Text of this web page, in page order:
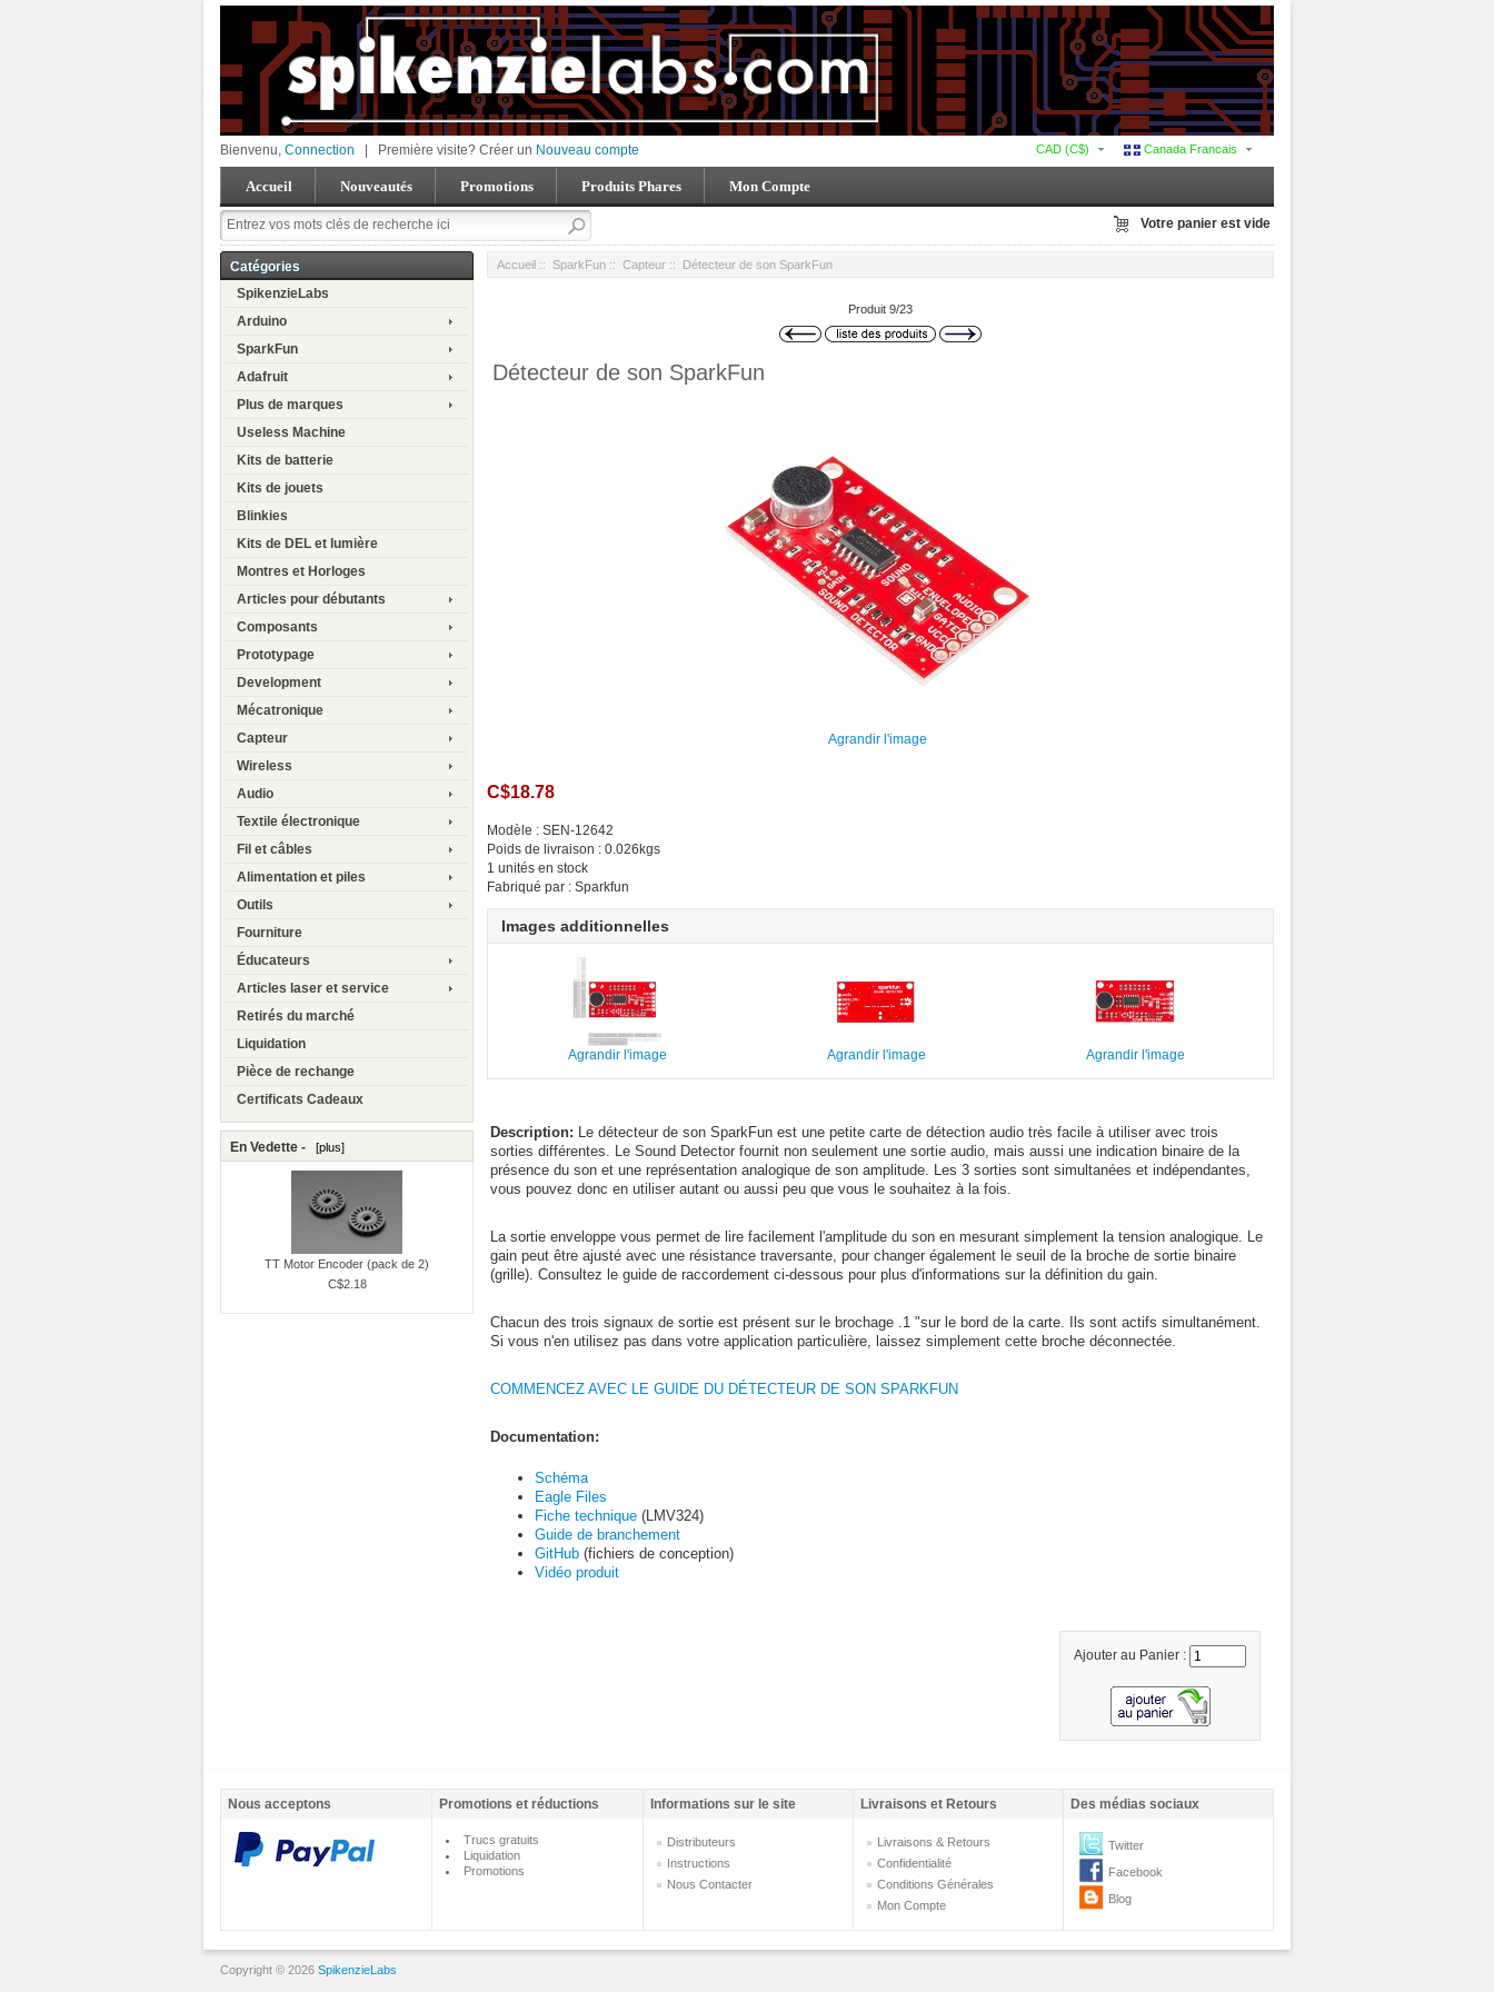
Canada Francais
CAD (C$)
Bienvenu, Connection Première visite? Créer un Nouveau compte
Accueil Nouveautés Promotions Produits Phares Mon Compte
Votre panier est vide
Catégories
SpikenzieLabs
Arduino
SparkFun
Adafruit
Plus de marques
Useless Machine
Kits de batterie
Kits de jouets
Blinkies
Kits de DEL et lumière
Montres et Horloges
Articles pour débutants
Composants
Prototypage
Development
Mécatronique
Capteur
Wireless
Audio
Textile électronique
Fil et câbles
Alimentation et piles
Outils
Fourniture
Éducateurs
Articles laser et service
Retirés du marché
Liquidation
Pièce de rechange
Certificats Cadeaux
En Vedette - [plus]
TT Motor Encoder (pack de 2)
C$2.18
Accueil :: SparkFun :: Capteur :: Détecteur de son SparkFun
Produit 9/23
Détecteur de son SparkFun
Agrandir l'image
C$18.78
Modèle : SEN-12642
Poids de livraison : 0.026kgs
1 unités en stock
Fabriqué par : Sparkfun
Images additionnelles
Agrandir l'image Agrandir l'image Agrandir l'image
Description: Le détecteur de son SparkFun est une petite carte de détection audio très facile à utiliser avec trois
sorties différentes. Le Sound Detector fournit non seulement une sortie audio, mais aussi une indication binaire de la
présence du son et une représentation analogique de son amplitude. Les 3 sorties sont simultanées et indépendantes,
vous pouvez donc en utiliser autant ou aussi peu que vous le souhaitez à la fois.
La sortie enveloppe vous permet de lire facilement l'amplitude du son en mesurant simplement la tension analogique. Le
gain peut être ajusté avec une résistance traversante, pour changer également le seuil de la broche de sortie binaire
(grille). Consultez le guide de raccordement ci-dessous pour plus d'informations sur la définition du gain.
Chacun des trois signaux de sortie est présent sur le brochage .1 "sur le bord de la carte. Ils sont actifs simultanément.
Si vous n'en utilisez pas dans votre application particulière, laissez simplement cette broche déconnectée.
COMMENCEZ AVEC LE GUIDE DU DÉTECTEUR DE SON SPARKFUN
Documentation:
Schéma
Eagle Files
Fiche technique (LMV324)
Guide de branchement
GitHub (fichiers de conception)
Vidéo produit
Ajouter au Panier :
Nous acceptons Promotions et réductions Informations sur le site Livraisons et Retours Des médias sociaux
Trucs gratuits
Liquidation
Promotions
Distributeurs
Instructions
Nous Contacter
Livraisons & Retours
Confidentialité
Conditions Générales
Mon Compte
Twitter
Facebook
Blog
Copyright © 2026 SpikenzieLabs